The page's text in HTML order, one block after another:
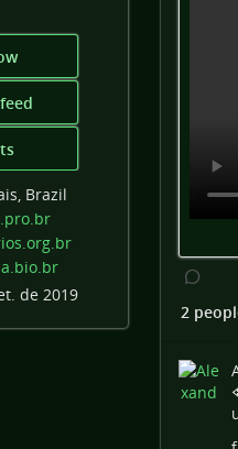
Brazil
.pro.br
.org.br
.bio.br
de 2019
2